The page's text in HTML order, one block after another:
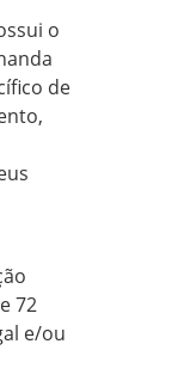
o
de
72
e/ou